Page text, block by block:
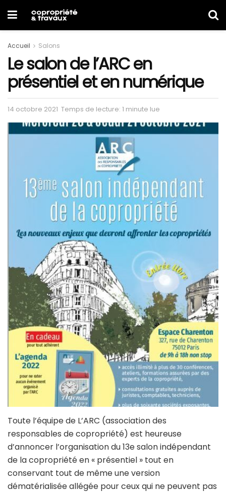
Accueil Salons
Le salon de l’ARC en
présentiel et en numérique
14 octobre 2021 Temps de lecture: 1 minute lue
Toute l’équipe de L’ARC (association des
responsables de copropriété) est heureuse
d’annoncer l’organisation du 13e salon indépendant
de la copropriété en « présentiel » tout en
conservant tout de même une version
dématérialisée allégée pour ceux qui ne peuvent pas